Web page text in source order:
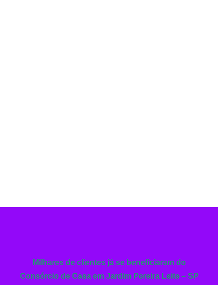
Milhares de clientes já se beneficiaram do
Consórcio de Casa em Jardim Pereira Leite – SP